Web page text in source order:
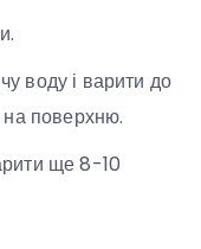
воду і варити до
на поверхню.
ще 8-10